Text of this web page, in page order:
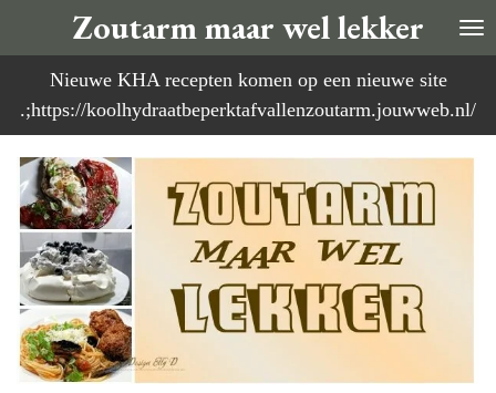
direct
naar
de
Zoutarm maar wel lekker
Nieuwe KHA recepten komen op een nieuwe site
.;https://koolhydraatbeperktafvallenzoutarm.jouwweb.nl/